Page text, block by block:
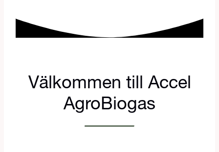
Välkommen till Accel
AgroBiogas